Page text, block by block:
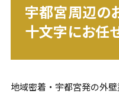
宇都宮周辺の
十文字にお任
地域密着・ 宇都宮発の外